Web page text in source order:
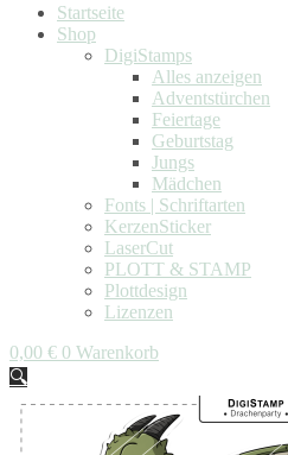
Startseite
Shop
DigiStamps
Alles anzeigen
Adventstürchen
Feiertage
Geburtstag
Jungs
Mädchen
Fonts | Schriftarten
KerzenSticker
LaserCut
PLOTT & STAMP
Plottdesign
Lizenzen
0,00 € 0 Warenkorb
🔍